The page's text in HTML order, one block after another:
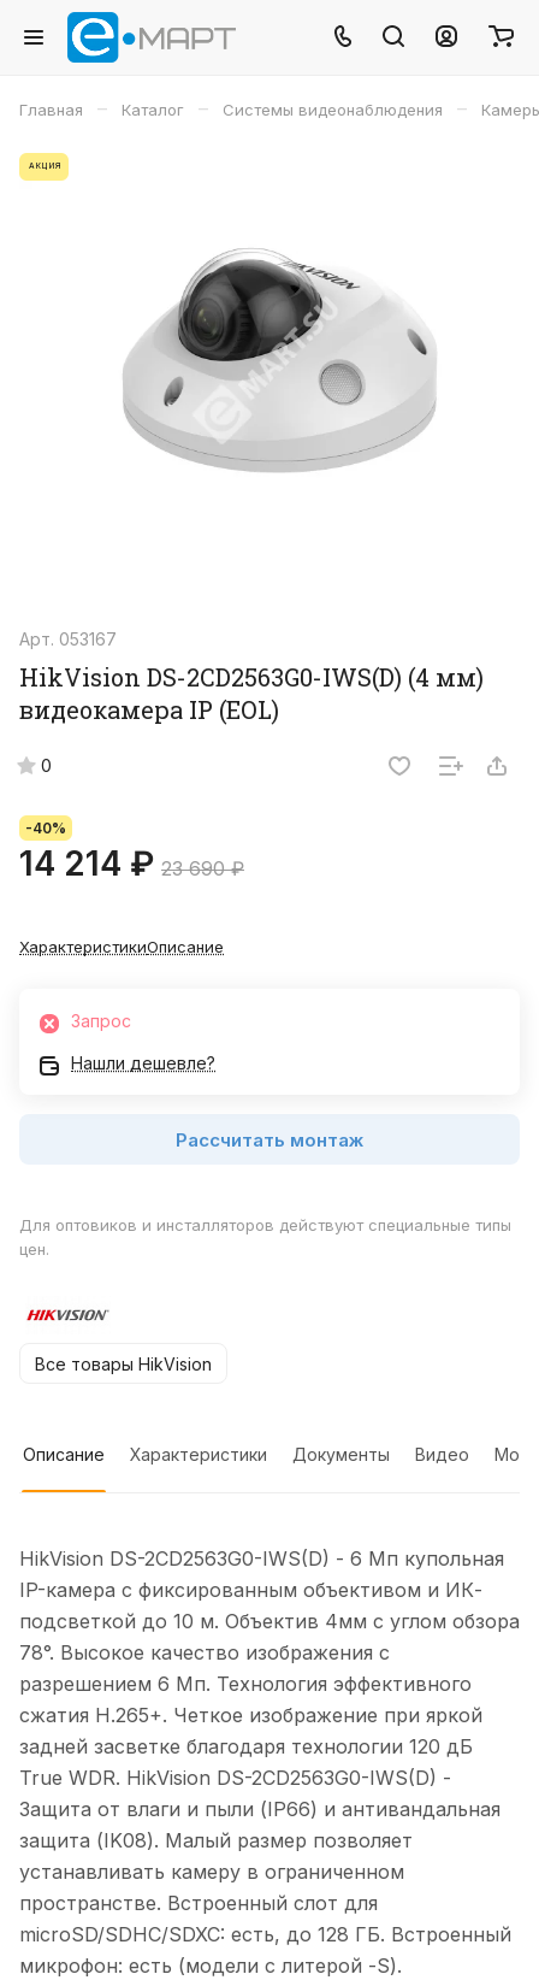
Главная – Каталог – Системы видеонаблюдения –
АКЦИЯ
Арт. 053167
HikVision DS-2CD2563G0-IWS(D) (4 мм)
видеокамера IP (EOL)
0
-40%
14 214 ₽ 23 690 ₽
ХарактеристикиОписание
Запрос
Нашли дешевле?
Рассчитать монтаж
Для оптовиков и инсталляторов действуют специальные типы
цен.
Все товары HikVision
Описание Характеристики Документы Видео
HikVision DS-2CD2563G0-IWS(D) - 6 Мп купольная
IP-камера с фиксированным объективом и ИК-
подсветкой до 10 м. Объектив 4мм с углом обзора
78°. Высокое качество изображения с
разрешением 6 Мп. Технология эффективного
сжатия H.265+. Четкое изображение при яркой
задней засветке благодаря технологии 120 дБ
True WDR. HikVision DS-2CD2563G0-IWS(D) -
Защита от влаги и пыли (IP66) и антивандальная
защита (IK08). Малый размер позволяет
устанавливать камеру в ограниченном
пространстве. Встроенный слот для
microSD/SDHC/SDXC: есть, до 128 ГБ. Встроенный
микрофон: есть (модели с литерой -S).